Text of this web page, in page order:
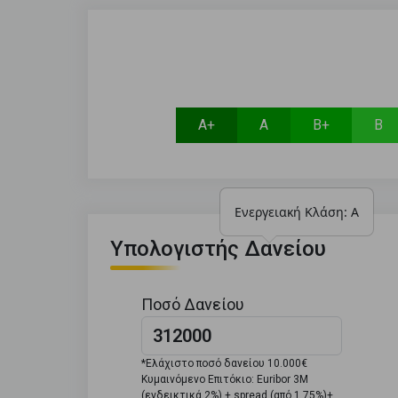
Α+ Α
Ενεργειακή Κλάση: Α
Β+ Β
Υπολογιστής Δανείου
Ποσό Δανείου
*Ελάχιστο ποσό δανείου 10.000€
Κυμαινόμενο Επιτόκιο: Euribor 3M